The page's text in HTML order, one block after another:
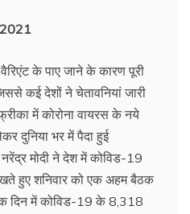
के पाए जाने के कारण पूरी
कई देशों ने चेतावनियां जारी
में कोरोना वायरस के नये
दुनिया भर में पैदा हुई
मोदी ने देश में कोविड-19
हुए शनिवार को एक अहम बैठक
दिन में कोविड-19 के 8,318